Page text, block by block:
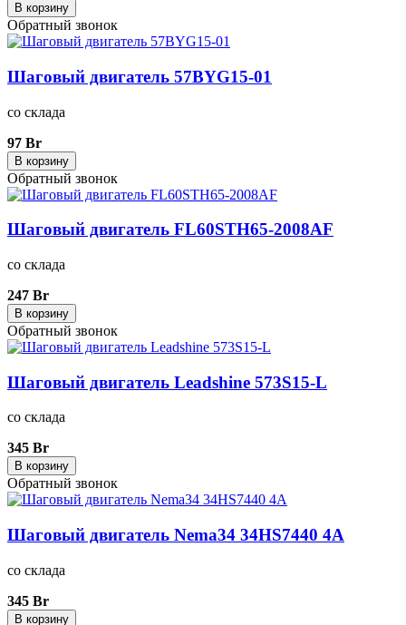
В корзину
Обратный звонок
Шаговый двигатель 57BYG15-01
со склада
97 Br
В корзину
Обратный звонок
Шаговый двигатель FL60STH65-2008АF
со склада
247 Br
В корзину
Обратный звонок
Шаговый двигатель Leadshine 573S15-L
со склада
345 Br
В корзину
Обратный звонок
Шаговый двигатель Nema34 34HS7440 4A
со склада
345 Br
В корзину